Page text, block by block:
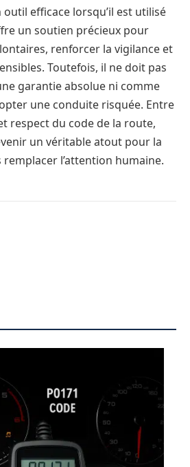
outil efficace lorsqu’il est utilisé
un soutien précieux pour
renforcer la vigilance et
Toutefois, il ne doit pas
garantie absolue ni comme
une conduite risquée. Entre
respect du code de la route,
un véritable atout pour la
l’attention humaine.